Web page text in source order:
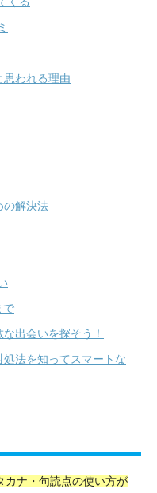
思われる理由
の解決法
で
出会いを探そう！
法を知ってスマートな
カナ・句読点の使い方が